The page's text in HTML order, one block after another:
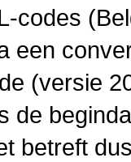
codes
een
(versie
de
betreft